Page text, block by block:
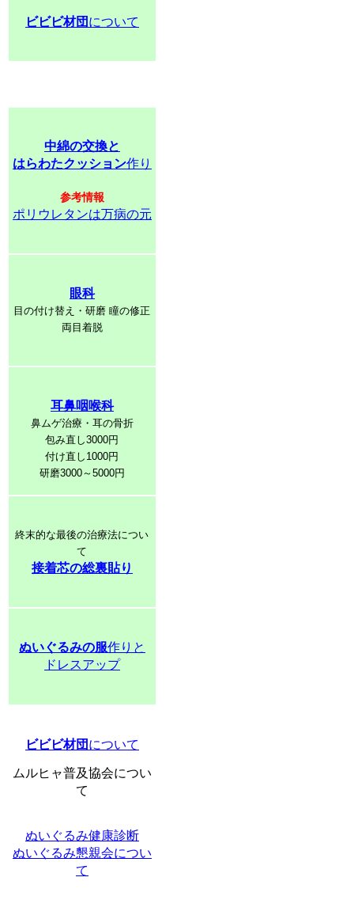
ビビビ材団 について
中綿の交換と
はらわたクッション作り
参考情報
ポリウレタンは万病の元
眼科
目の付け替え・研磨 瞳の修正
両目着脱
耳鼻咽喉科
鼻ムゲ治療・耳の骨折
包み直し3000円
付け直し1000円
研磨3000～5000円
終末的な最後の治療法につい
て
接着芯の総裏貼り
ぬいぐるみの服作りと
ドレスアップ
ビビビ材団 について
ムルヒャ普及協会につい
て
ぬいぐるみ健康診断
ぬいぐるみ懇親会につい
て